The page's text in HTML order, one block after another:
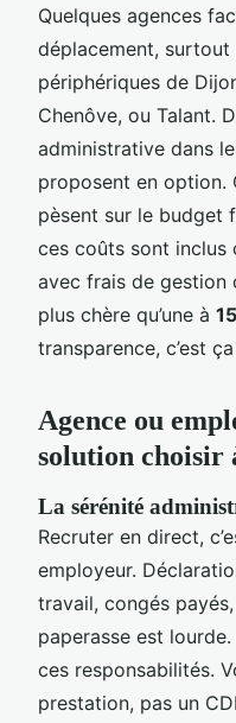
Quelques agences
déplacement, surtout
périphériques de
Chenôve, ou Talant.
administrative dans
proposent en option.
pèsent sur le budget
ces coûts sont inclus
avec frais de gestion
plus chère qu’une à
transparence, c’est
Agence ou
solution choisir
La sérénité
Recruter en direct,
employeur.
travail, congés
paperasse est
ces responsabilités.
prestation, pas un